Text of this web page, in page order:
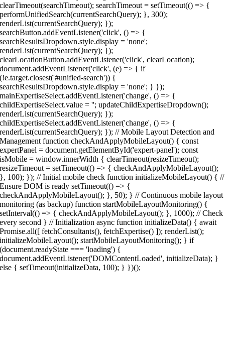
clearTimeout(searchTimeout); searchTimeout = setTimeout(() => {
performUnifiedSearch(currentSearchQuery); }, 300);
renderList(currentSearchQuery); });
searchButton.addEventListener('click', () => {
searchResultsDropdown.style.display = 'none';
renderList(currentSearchQuery); });
clearLocationButton.addEventListener('click', clearLocation);
document.addEventListener('click', (e) => { if
(!e.target.closest('#unified-search')) {
searchResultsDropdown.style.display = 'none'; } });
mainExpertiseSelect.addEventListener('change', () => {
childExpertiseSelect.value = ''; updateChildExpertiseDropdown();
renderList(currentSearchQuery); });
childExpertiseSelect.addEventListener('change', () => {
renderList(currentSearchQuery); }); // Mobile Layout Detection and
Management function checkAndApplyMobileLayout() { const
expertPanel = document.getElementById('expert-panel'); const
isMobile = window.innerWidth { clearTimeout(resizeTimeout);
resizeTimeout = setTimeout(() => { checkAndApplyMobileLayout();
}, 100); }); // Initial mobile check function initializeMobileLayout() { //
Ensure DOM is ready setTimeout(() => {
checkAndApplyMobileLayout(); }, 50); } // Continuous mobile layout
monitoring (as backup) function startMobileLayoutMonitoring() {
setInterval(() => { checkAndApplyMobileLayout(); }, 1000); // Check
every second } // Initialization async function initializeData() { await
Promise.all([ fetchConsultants(), fetchExpertise() ]); renderList();
initializeMobileLayout(); startMobileLayoutMonitoring(); } if
(document.readyState === 'loading') {
document.addEventListener('DOMContentLoaded', initializeData); }
else { setTimeout(initializeData, 100); } })();